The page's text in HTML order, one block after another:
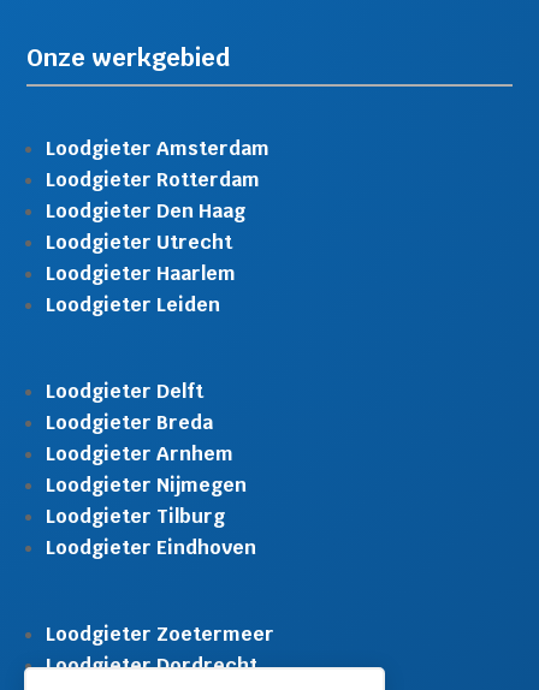
Onze werkgebied
Loodgieter Amsterdam
Loodgieter Rotterdam
Loodgieter Den Haag
Loodgieter Utrecht
Loodgieter Haarlem
Loodgieter Leiden
Loodgieter Delft
Loodgieter Breda
Loodgieter Arnhem
Loodgieter Nijmegen
Loodgieter Tilburg
Loodgieter Eindhoven
Loodgieter Zoetermeer
Loodgieter Dordrecht